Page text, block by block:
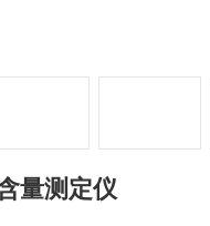
量测定仪